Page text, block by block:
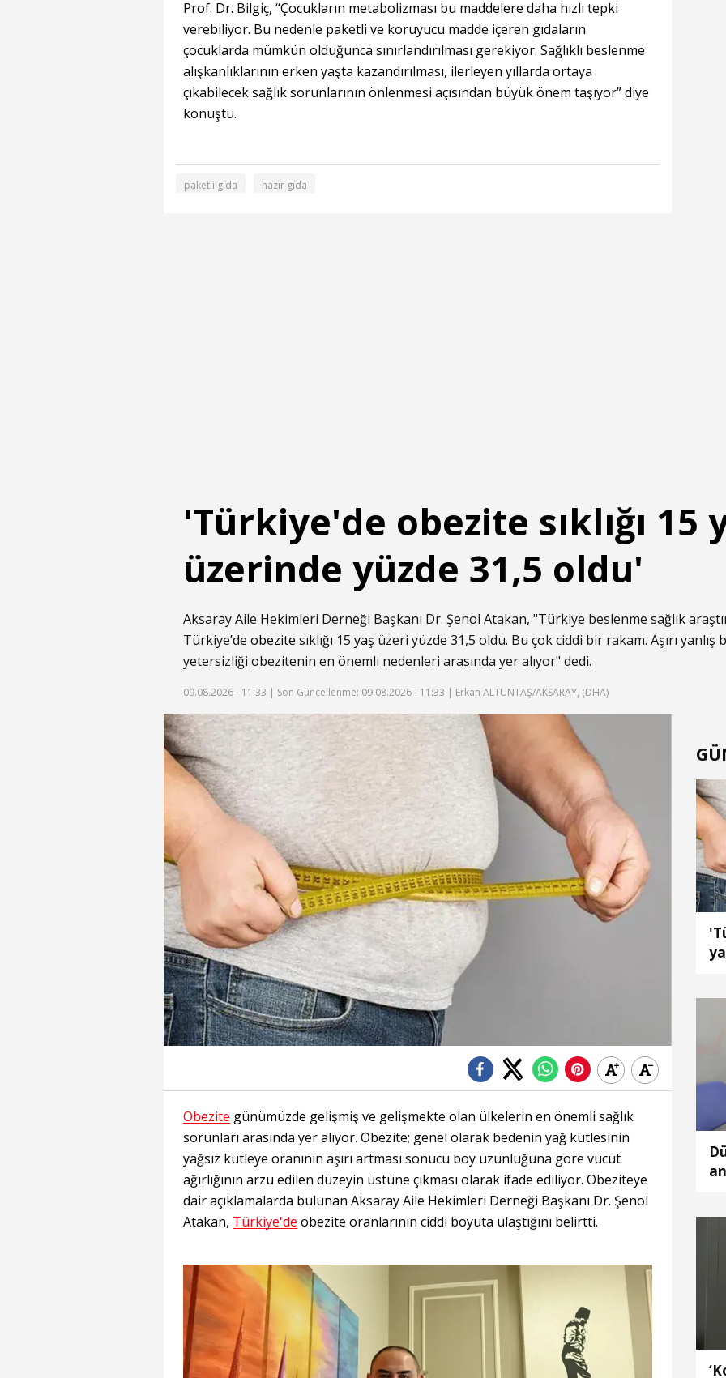
Prof. Dr. Bilgiç, “Çocukların metabolizması bu maddelere daha hızlı tepki
verebiliyor. Bu nedenle paketli ve koruyucu madde içeren gıdaların
çocuklarda mümkün olduğunca sınırlandırılması gerekiyor. Sağlıklı beslenme
alışkanlıklarının erken yaşta kazandırılması, ilerleyen yıllarda ortaya
çıkabilecek sağlık sorunlarının önlenmesi açısından büyük önem taşıyor” diye
konuştu.
paketli gıda hazır gıda
'Türkiye'de obezite sıklığı 15
üzerinde yüzde 31,5 oldu'
Aksaray Aile Hekimleri Derneği Başkanı Dr. Şenol Atakan, "Türkiye beslenme sağlık
Türkiye’de obezite sıklığı 15 yaş üzeri yüzde 31,5 oldu. Bu çok ciddi bir rakam. Aşırı
yetersizliği obezitenin en önemli nedenleri arasında yer alıyor" dedi.
09.08.2026 - 11:33 | Son Güncellenme: 09.08.2026 - 11:33 | Erkan ALTUNTAŞ/AKSARAY, (DHA)
Obezite günümüzde gelişmiş ve gelişmekte olan ülkelerin en önemli sağlık
sorunları arasında yer alıyor. Obezite; genel olarak bedenin yağ kütlesinin
yağsız kütleye oranının aşırı artması sonucu boy uzunluğuna göre vücut
ağırlığının arzu edilen düzeyin üstüne çıkması olarak ifade ediliyor. Obeziteye
dair açıklamalarda bulunan Aksaray Aile Hekimleri Derneği Başkanı Dr. Şenol
Atakan, Türkiye'de obezite oranlarının ciddi boyuta ulaştığını belirtti.